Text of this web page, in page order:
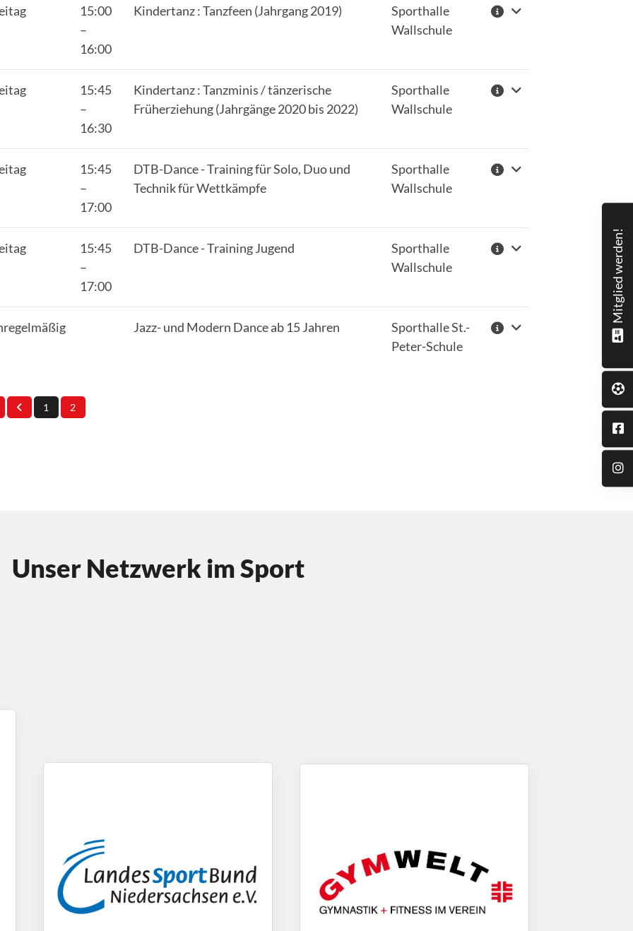
15:00
–
16:00
Kindertanz : Tanzfeen (Jahrgang 2019)
Sporthalle
Wallschule
15:45
–
16:30
Kindertanz : Tanzminis / tänzerische
Früherziehung (Jahrgänge 2020 bis 2022)
Sporthalle
Wallschule
15:45
–
17:00
DTB-Dance - Training für Solo, Duo und
Technik für Wettkämpfe
Sporthalle
Wallschule
15:45
–
17:00
DTB-Dance - Training Jugend
Sporthalle
Wallschule
Jazz- und Modern Dance ab 15 Jahren
Sporthalle St.-
Peter-Schule
1 2
Unser Netzwerk im Sport
Mitglied werden!